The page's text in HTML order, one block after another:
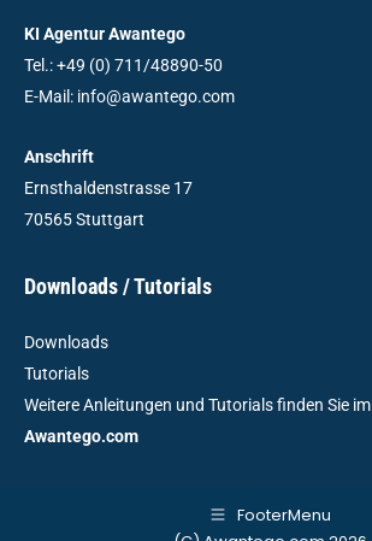
KI Agentur Awantego
Tel.: +49 (0) 711/48890-50
E-Mail: info@awantego.com
Anschrift
Ernsthaldenstrasse 17
70565 Stuttgart
Downloads / Tutorials
Downloads
Tutorials
Weitere Anleitungen und Tutorials finden Sie im
Awantego.com
FooterMenu